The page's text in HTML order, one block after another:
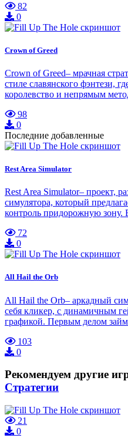
82
0
Crown of Greed
Crown of Greed– мрачная
стиле славянского фэнтези,
королевство и непрямым
98
0
Последние добавленные
Rest Area Simulator
Rest Area Simulator– проект,
симулятора, который
контроль придорожную
72
0
All Hail the Orb
All Hail the Orb– аркадный
себя кликер, с динамичным
графикой. Первым делом
103
0
Рекомендуем другие
Стратегии
21
0